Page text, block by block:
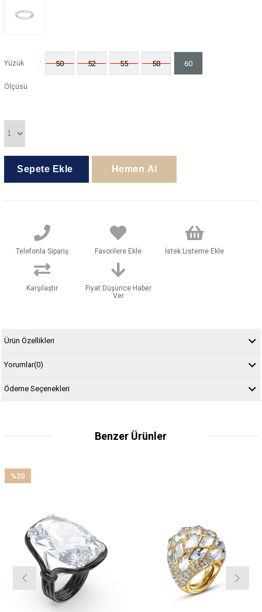
Yüzük
Ölçüsü
: 50 52 55 58 60
Telefonla Sipariş Favorilere Ekle İstek Listeme Ekle
Karşılaştır
Fiyat Düşünce Haber
Ver
Ürün Özellikleri
Yorumlar(0)
Ödeme Seçenekleri
Benzer Ürünler
%20